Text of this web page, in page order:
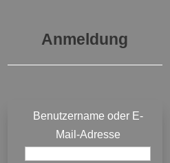
Anmeldung
Benutzername oder E-
Mail-Adresse